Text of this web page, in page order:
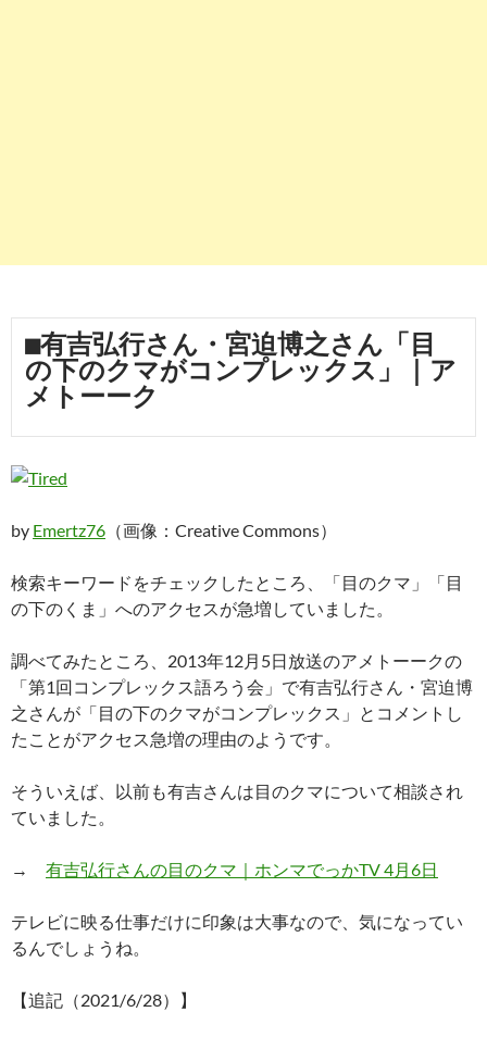
■有吉弘行さん・宮迫博之さん「目
の下のクマがコンプレックス」｜ア
メトーーク
by Emertz76 （画像：Creative Commons）
検索キーワードをチェックしたところ、「目のクマ」「目
の下のくま」へのアクセスが急増していました。
調べてみたところ、2013年12月5日放送のアメトーークの
「第1回コンプレックス語ろう会」で有吉弘行さん・宮迫博
之さんが「目の下のクマがコンプレックス」とコメントし
たことがアクセス急増の理由のようです。
そういえば、以前も有吉さんは目のクマについて相談され
ていました。
→ 有吉弘行さんの目のクマ｜ホンマでっかTV 4月6日
テレビに映る仕事だけに印象は大事なので、気になってい
るんでしょうね。
【追記（2021/6/28）】